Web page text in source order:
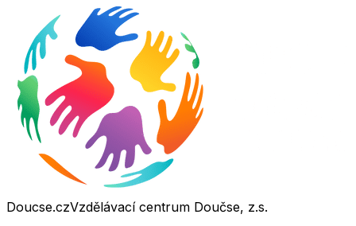
Doucse.czVzdělávací centrum Doučse, z.s.